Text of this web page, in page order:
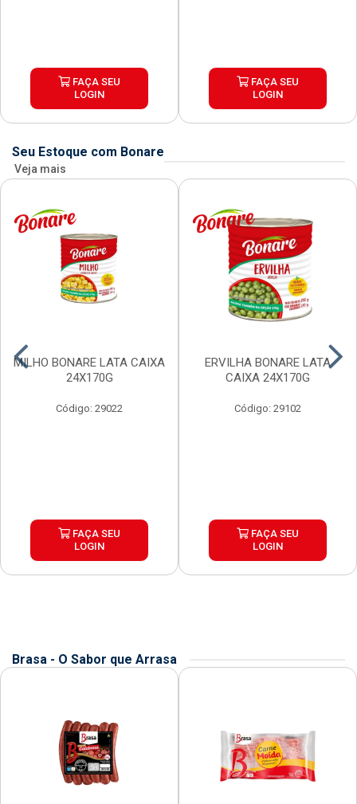
FAÇA SEU
LOGIN
FAÇA SEU
LOGIN
Seu Estoque com Bonare
Veja mais
MILHO BONARE LATA CAIXA
24X170G
Código: 29022
FAÇA SEU
LOGIN
ERVILHA BONARE LATA
CAIXA 24X170G
Código: 29102
FAÇA SEU
LOGIN
Brasa - O Sabor que Arrasa